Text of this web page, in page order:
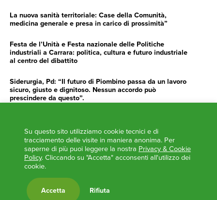
La nuova sanità territoriale: Case della Comunità,
medicina generale e presa in carico di prossimità”
Festa de l’Unità e Festa nazionale delle Politiche
industriali a Carrara: politica, cultura e futuro industriale
al centro del dibattito
Siderurgia, Pd: “Il futuro di Piombino passa da un lavoro
sicuro, giusto e dignitoso. Nessun accordo può
prescindere da questo”.
impegno e determinazione delle istituzioni”
AGENDA
‘ANCORA UNA VOLTA LA TOSCANA TRACCIA LA
L’ITALIA BOCCIATA DALL’UE
Su questo sito utilizziamo cookie tecnici e di
tracciamento delle visite in maniera anonima. Per
saperne di più puoi leggere la nostra Privacy & Cookie
Policy. Cliccando su "Accetta" acconsenti all'utilizzo dei
cookie.
Accetta Rifiuta